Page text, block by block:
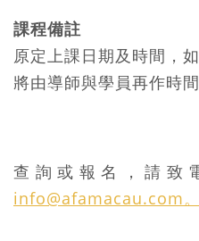
課程備註
原定上課日期及時間，
將由導師與學員再作時
查詢或報名，請致
info@afamacau.com。